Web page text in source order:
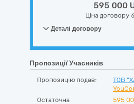
595 000
Ціна договору
Деталі договору
Пропозиції Учасників
Пропозицію подав: ТОВ
Остаточна
595